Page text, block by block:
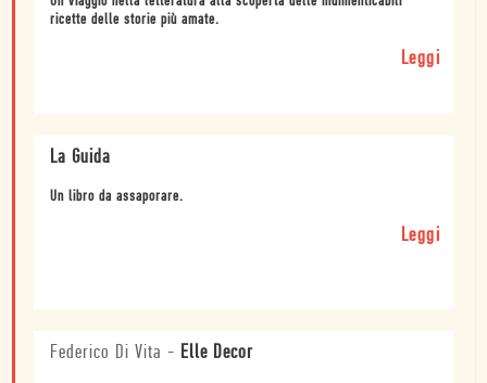
ricette delle storie più amate.
Leggi
La Guida
Un libro da assaporare.
Leggi
Federico Di Vita - Elle Decor